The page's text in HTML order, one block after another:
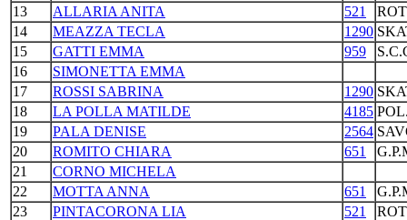
13
ALLARIA ANITA 521
14
MEAZZA TECLA 1290
15
GATTI EMMA 959
16
SIMONETTA EMMA
17
ROSSI SABRINA 1290
18
LA POLLA MATILDE 4185
19
PALA DENISE 2564
20
ROMITO CHIARA 651
21
CORNO MICHELA
22
MOTTA ANNA 651
23
PINTACORONA LIA 521